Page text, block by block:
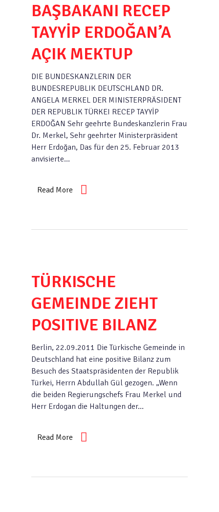
BAŞBAKANI RECEP
TAYYİP ERDOĞAN’A
AÇIK MEKTUP
DIE BUNDESKANZLERIN DER
BUNDESREPUBLIK DEUTSCHLAND DR.
ANGELA MERKEL DER MINISTERPRÄSIDENT
DER REPUBLIK TÜRKEI RECEP TAYYİP
ERDOĞAN Sehr geehrte Bundeskanzlerin Frau
Dr. Merkel, Sehr geehrter Ministerpräsident
Herr Erdoğan, Das für den 25. Februar 2013
anvisierte…
Read More
TÜRKISCHE
GEMEINDE ZIEHT
POSITIVE BILANZ
Berlin, 22.09.2011 Die Türkische Gemeinde in
Deutschland hat eine positive Bilanz zum
Besuch des Staatspräsidenten der Republik
Türkei, Herrn Abdullah Gül gezogen. „Wenn
die beiden Regierungschefs Frau Merkel und
Herr Erdogan die Haltungen der…
Read More